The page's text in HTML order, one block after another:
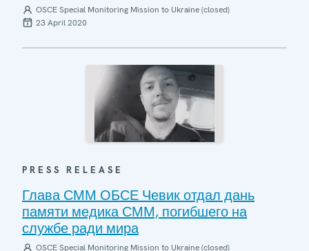
OSCE Special Monitoring Mission to Ukraine (closed)
23 April 2020
PRESS RELEASE
Глава СММ ОБСЕ Чевик отдал дань
памяти медика СММ, погибшего на
службе ради мира
OSCE Special Monitoring Mission to Ukraine (closed)